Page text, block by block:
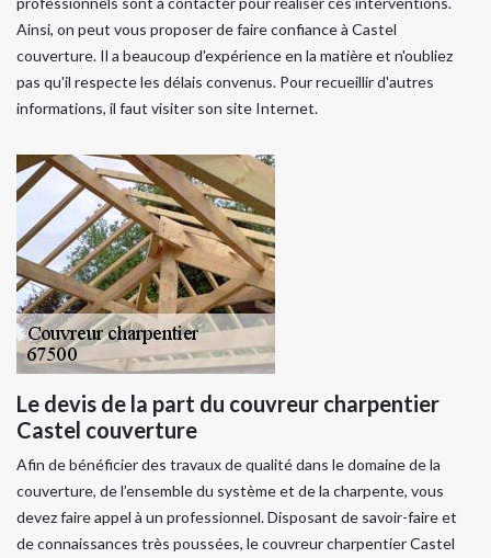
Ainsi, on peut vous proposer de faire confiance à Castel
couverture. Il a beaucoup d'expérience en la matière et n'oubliez
pas qu'il respecte les délais convenus. Pour recueillir d'autres
informations, il faut visiter son site Internet.
Le devis de la part du couvreur charpentier
Castel couverture
Afin de bénéficier des travaux de qualité dans le domaine de la
couverture, de l’ensemble du système et de la charpente, vous
devez faire appel à un professionnel. Disposant de savoir-faire et
de connaissances très poussées, le couvreur charpentier Castel